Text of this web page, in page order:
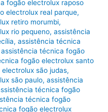
fogão electrolux raposo
electrolux real parque,
retiro morumbi,
rio pequeno,assistência
,assistência técnica
assistência técnica fogão
fogão electrolux santo
são judas,
são paulo,assistência
técnica fogão
técnica fogão
fogão electrolux